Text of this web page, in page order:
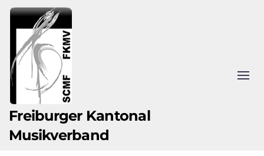
Zum Hauptinhalt springen
Freiburger Kantonal
Musikverband